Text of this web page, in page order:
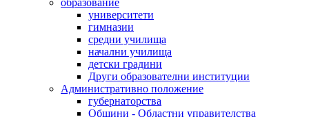
образование
университети
гимназии
средни училища
начални училища
детски градини
Други образователни институции
Административно положение
губернаторства
Общини - Областни управителства